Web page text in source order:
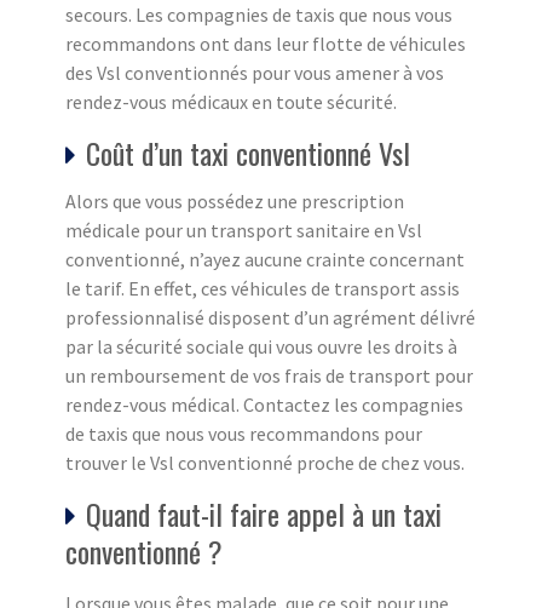
secours. Les compagnies de taxis que nous vous
recommandons ont dans leur flotte de véhicules
des Vsl conventionnés pour vous amener à vos
rendez-vous médicaux en toute sécurité.
Coût d’un taxi conventionné Vsl
Alors que vous possédez une prescription
médicale pour un transport sanitaire en Vsl
conventionné, n’ayez aucune crainte concernant
le tarif. En effet, ces véhicules de transport assis
professionnalisé disposent d’un agrément délivré
par la sécurité sociale qui vous ouvre les droits à
un remboursement de vos frais de transport pour
rendez-vous médical. Contactez les compagnies
de taxis que nous vous recommandons pour
trouver le Vsl conventionné proche de chez vous.
Quand faut-il faire appel à un taxi
conventionné ?